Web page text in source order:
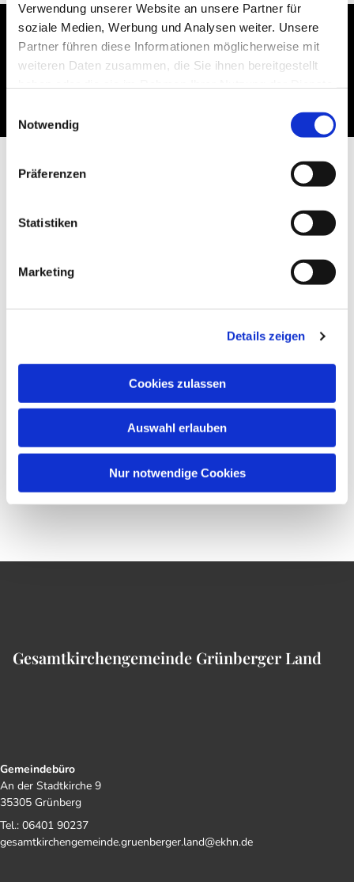
Verwendung unserer Website an unsere Partner für
soziale Medien, Werbung und Analysen weiter. Unsere
Partner führen diese Informationen möglicherweise mit
weiteren Daten zusammen, die Sie ihnen bereitgestellt
Notwendig
Präferenzen
Statistiken
Marketing
Details zeigen
Cookies zulassen
Auswahl erlauben
Nur notwendige Cookies
Dies könnte Sie auch
interessieren
Gesamtkirchengemeinde Grünberger Land
Gemeindebüro
An der Stadtkirche 9
35305 Grünberg
Tel.: 06401 90237
gesamtkirchengemeinde.gruenberger.land@ekhn.de